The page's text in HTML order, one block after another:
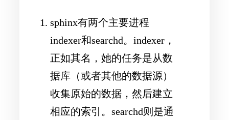
sphinx有两个主要进程
indexer和searchd。indexer，
正如其名，她的任务是从数
据库（或者其他的数据源）
收集原始的数据，然后建立
相应的索引。searchd则是通